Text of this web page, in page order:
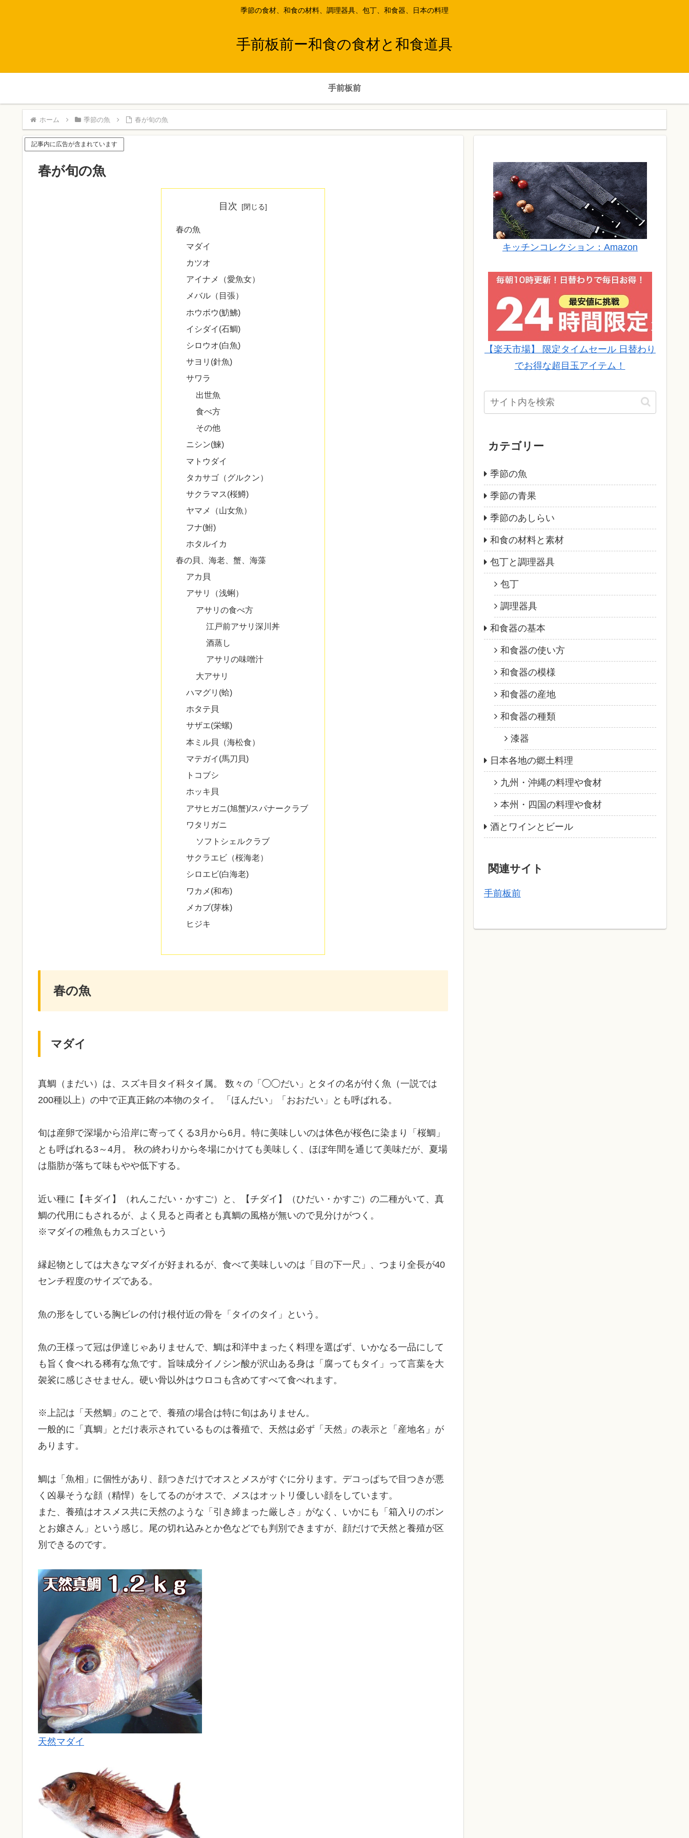
季節の食材、和食の材料、調理器具、包丁、和食器、日本の料理
手前板前ー和食の食材と和食道具
手前板前
ホーム 季節の魚 春が旬の魚
記事内に広告が含まれています
春が旬の魚
目次
春の魚
マダイ
カツオ
アイナメ（愛魚女）
メバル（目張）
ホウボウ(魴鮄)
イシダイ(石鯛)
シロウオ(白魚)
サヨリ(針魚)
サワラ
出世魚
食べ方
その他
ニシン(鰊)
マトウダイ
タカサゴ（グルクン）
サクラマス(桜鱒)
ヤマメ（山女魚）
フナ(鮒)
ホタルイカ
春の貝、海老、蟹、海藻
アカ貝
アサリ（浅蜊）
アサリの食べ方
江戸前アサリ深川丼
酒蒸し
アサリの味噌汁
大アサリ
ハマグリ(蛤)
ホタテ貝
サザエ(栄螺)
本ミル貝（海松食）
マテガイ(馬刀貝)
トコブシ
ホッキ貝
アサヒガニ(旭蟹)/スパナークラブ
ワタリガニ
ソフトシェルクラブ
サクラエビ（桜海老）
シロエビ(白海老)
ワカメ(和布)
メカブ(芽株)
ヒジキ
春の魚
マダイ
真鯛（まだい）は、スズキ目タイ科タイ属。 数々の「◯◯だい」とタイの名が付く魚（一説では
200種以上）の中で正真正銘の本物のタイ。 「ほんだい」「おおだい」とも呼ばれる。
旬は産卵で深場から沿岸に寄ってくる3月から6月。特に美味しいのは体色が桜色に染まり「桜鯛」
とも呼ばれる3～4月。 秋の終わりから冬場にかけても美味しく、ほぼ年間を通じて美味だが、夏場
は脂肪が落ちて味もやや低下する。
近い種に【キダイ】（れんこだい・かすご）と、【チダイ】（ひだい・かすご）の二種がいて、真
鯛の代用にもされるが、よく見ると両者とも真鯛の風格が無いので見分けがつく。
※マダイの稚魚もカスゴという
縁起物としては大きなマダイが好まれるが、食べて美味しいのは「目の下一尺」、つまり全長が40
センチ程度のサイズである。
魚の形をしている胸ビレの付け根付近の骨を「タイのタイ」という。
魚の王様って冠は伊達じゃありませんで、鯛は和洋中まったく料理を選ばず、いかなる一品にして
も旨く食べれる稀有な魚です。旨味成分イノシン酸が沢山ある身は「腐ってもタイ」って言葉を大
袈裟に感じさせません。硬い骨以外はウロコも含めてすべて食べれます。
※上記は「天然鯛」のことで、養殖の場合は特に旬はありません。
一般的に「真鯛」とだけ表示されているものは養殖で、天然は必ず「天然」の表示と「産地名」が
あります。
鯛は「魚相」に個性があり、顔つきだけでオスとメスがすぐに分ります。デコっぱちで目つきが悪
く凶暴そうな顔（精悍）をしてるのがオスで、メスはオットリ優しい顔をしています。
また、養殖はオスメス共に天然のような「引き締まった厳しさ」がなく、いかにも「箱入りのボン
とお嬢さん」という感じ。尾の切れ込みとか色などでも判別できますが、顔だけで天然と養殖が区
別できるのです。
天然マダイ
キッチンコレクション：Amazon
【楽天市場】 限定タイムセール 日替わり
でお得な超目玉アイテム！
カテゴリー
季節の魚
季節の青果
季節のあしらい
和食の材料と素材
包丁と調理器具
包丁
調理器具
和食器の基本
和食器の使い方
和食器の模様
和食器の産地
和食器の種類
漆器
日本各地の郷土料理
九州・沖縄の料理や食材
本州・四国の料理や食材
酒とワインとビール
関連サイト
手前板前